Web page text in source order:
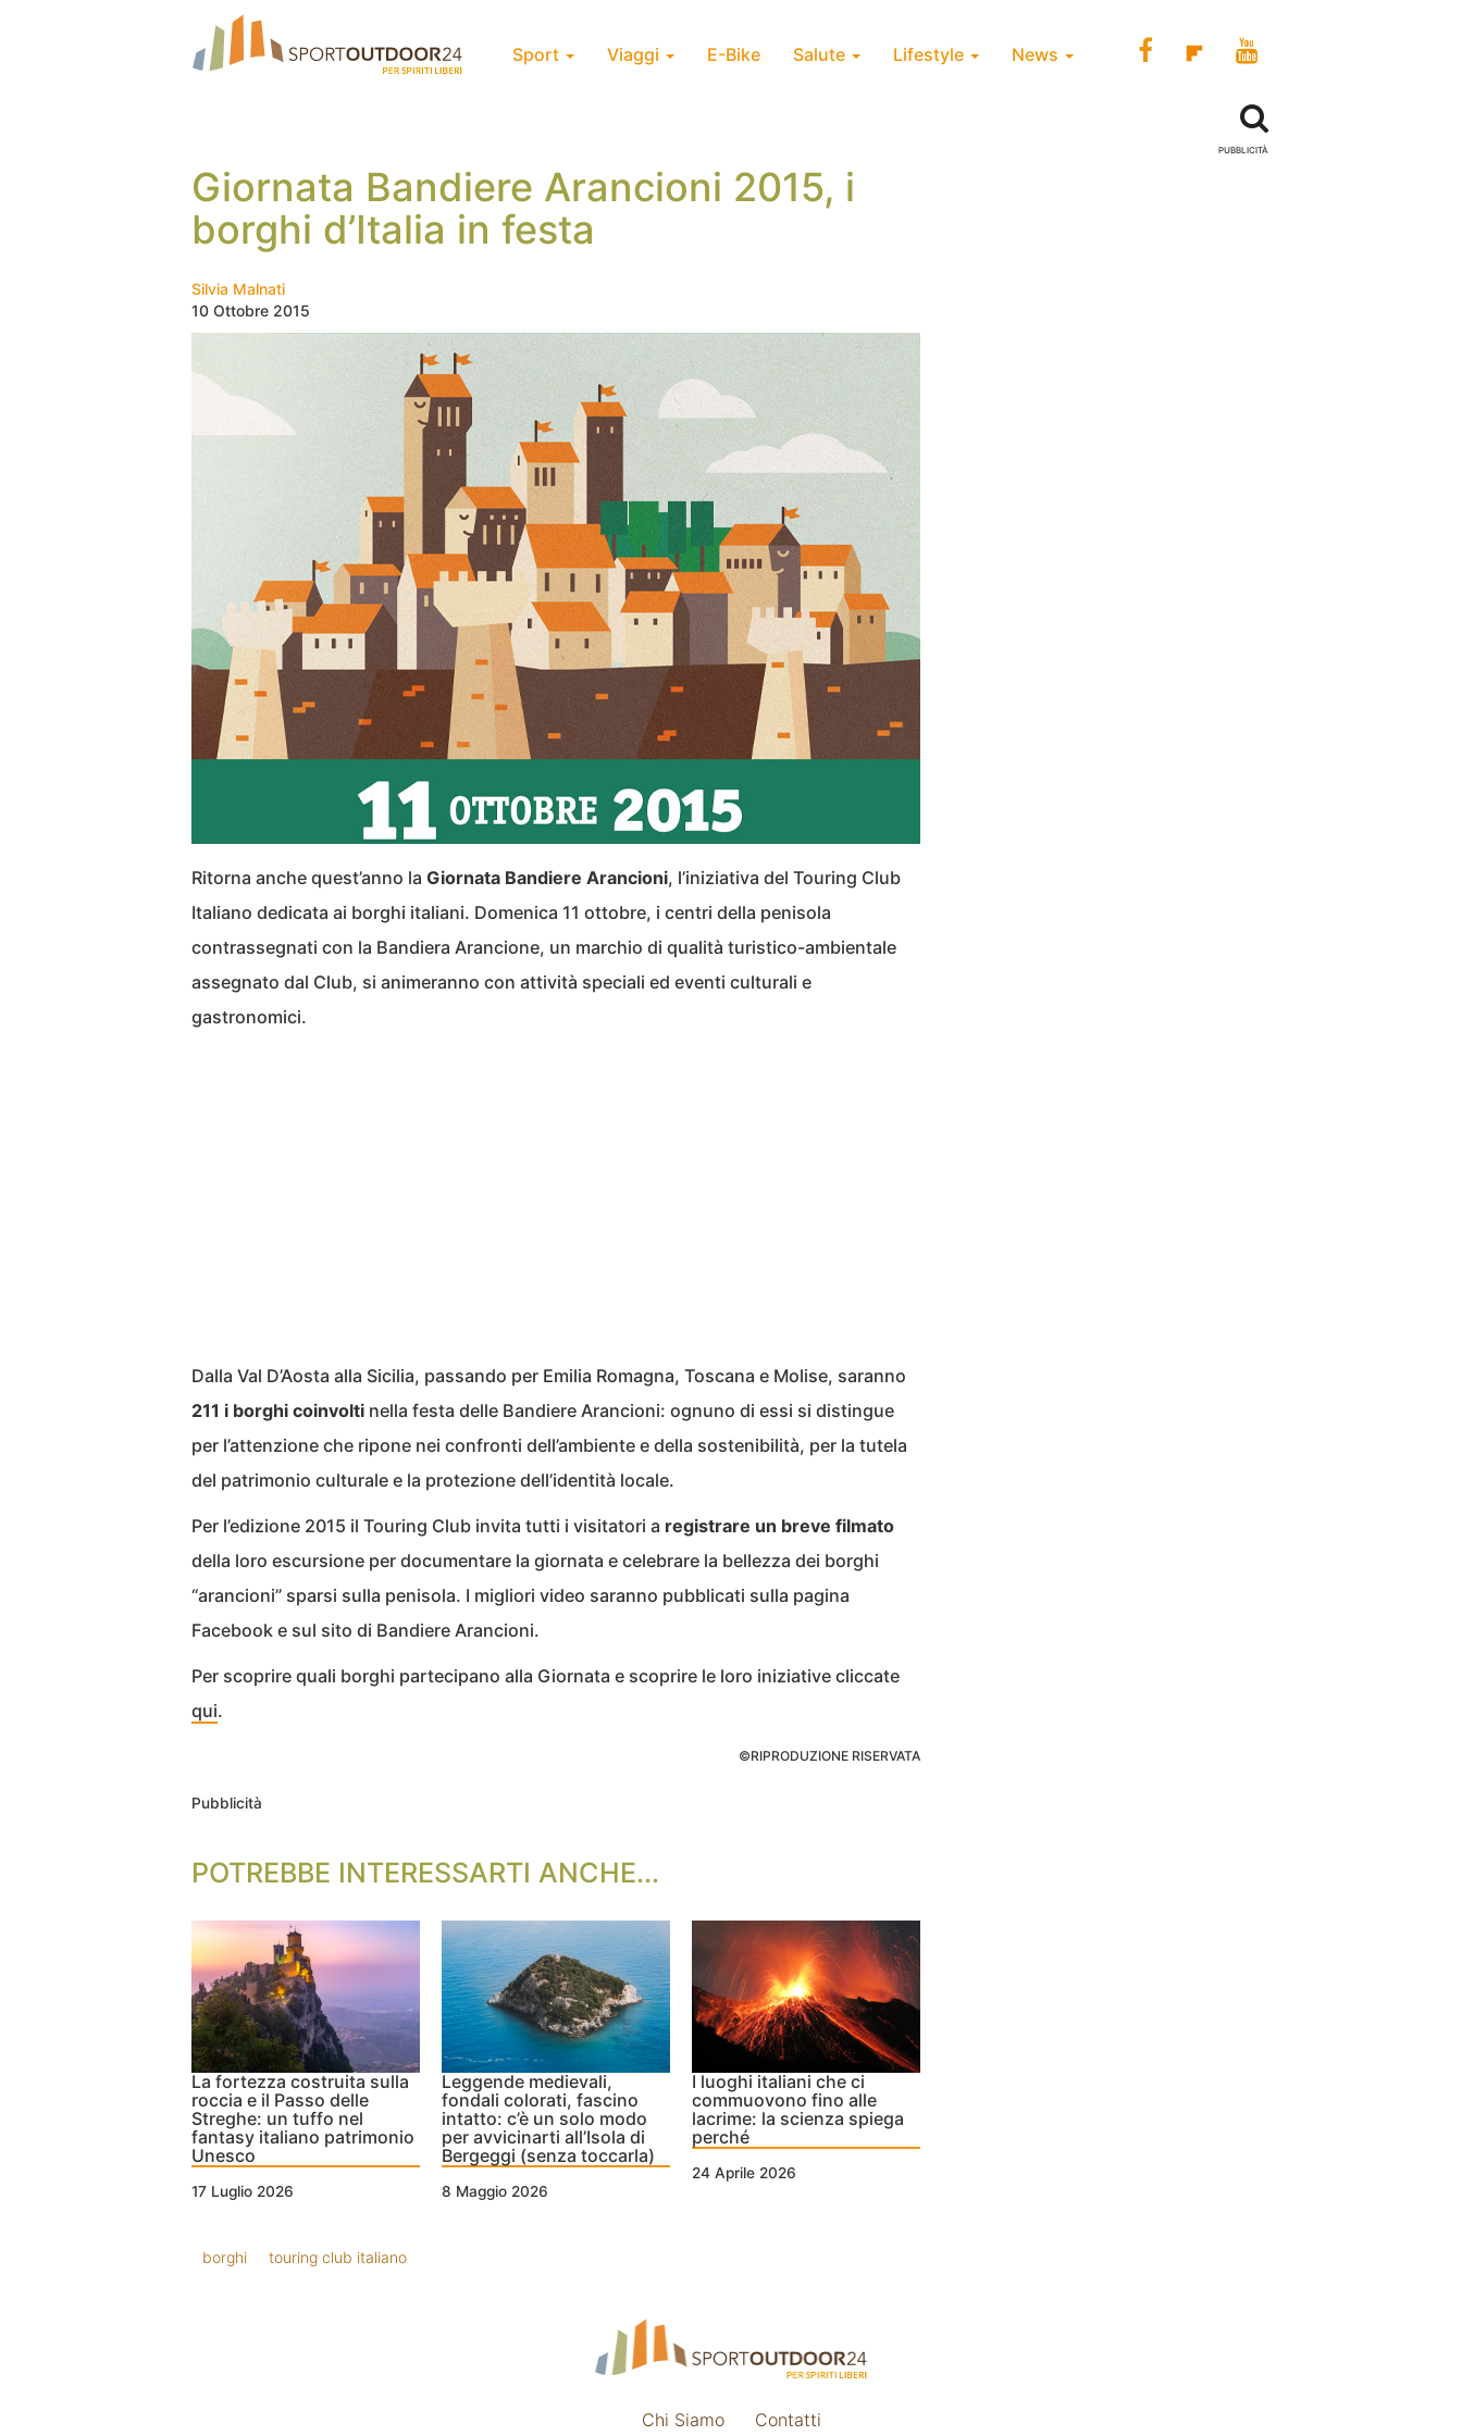
Sport Viaggi E-Bike Salute Lifestyle News
Giornata Bandiere Arancioni 2015, i
borghi d’Italia in festa
Silvia Malnati
10 Ottobre 2015
Ritorna anche quest’anno la Giornata Bandiere Arancioni, l’iniziativa del Touring Club
Italiano dedicata ai borghi italiani. Domenica 11 ottobre, i centri della penisola
contrassegnati con la Bandiera Arancione, un marchio di qualità turistico-ambientale
assegnato dal Club, si animeranno con attività speciali ed eventi culturali e
gastronomici.
Dalla Val D’Aosta alla Sicilia, passando per Emilia Romagna, Toscana e Molise, saranno
211 i borghi coinvolti nella festa delle Bandiere Arancioni: ognuno di essi si distingue
per l’attenzione che ripone nei confronti dell’ambiente e della sostenibilità, per la tutela
del patrimonio culturale e la protezione dell’identità locale.
Per l’edizione 2015 il Touring Club invita tutti i visitatori a registrare un breve filmato
della loro escursione per documentare la giornata e celebrare la bellezza dei borghi
“arancioni” sparsi sulla penisola. I migliori video saranno pubblicati sulla pagina
Facebook e sul sito di Bandiere Arancioni.
Per scoprire quali borghi partecipano alla Giornata e scoprire le loro iniziative cliccate
qui.
©RIPRODUZIONE RISERVATA
Pubblicità
POTREBBE INTERESSARTI ANCHE...
La fortezza costruita sulla
roccia e il Passo delle
Streghe: un tuffo nel
fantasy italiano patrimonio
Unesco
17 Luglio 2026
Leggende medievali,
fondali colorati, fascino
intatto: c’è un solo modo
per avvicinarti all’Isola di
Bergeggi (senza toccarla)
8 Maggio 2026
I luoghi italiani che ci
commuovono fino alle
lacrime: la scienza spiega
perché
24 Aprile 2026
borghi touring club italiano
PUBBLICITÀ
Chi Siamo Contatti